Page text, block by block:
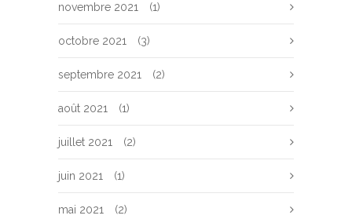
novembre 2021 (1)
octobre 2021 (3)
septembre 2021 (2)
août 2021 (1)
juillet 2021 (2)
juin 2021 (1)
mai 2021 (2)